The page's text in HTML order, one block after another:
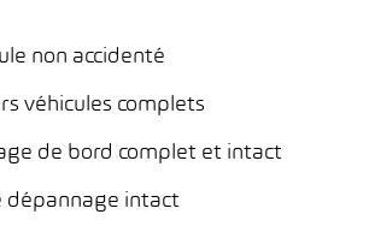
non accidenté
véhicules complets
de bord complet et intact
dépannage intact